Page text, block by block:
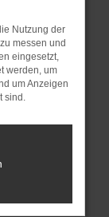
Stand
dazu
nicht mehr
versucht
Du kannst
der
Nutzung der
messen und
eingesetzt,
werden, um
um Anzeigen
sind.